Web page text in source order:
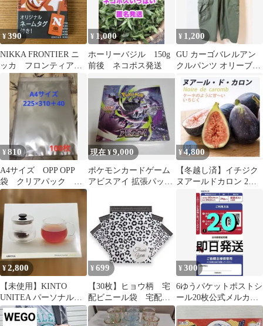
封筒 梱包用資材 ポ
リ袋 カラー おしゃ
れ 厚手 軽量 防
水 クリックポスト
ネコポス ゆうパケッ
ト メルカリ
¥390
NIKKA FRONTIER ニ
ッカ フロンティア
オリジナルネームタグ
¥ 1,000
ホーリーバジル 150g
前後 ネコポス発送
¥ 1,200
GU カーゴバレルアン
クルパンツ オリーブ
¥810
A4サイズ OPP OPP
袋 クリアパック ピ
ュアパック 100枚
現在 ¥9,000
ポケモンカードゲーム
アビスアイ 拡張パック
¥4,800
【冬越し済】イチジク
ヌアールドカロン 2年
生苗 極甘黒イチジク 希
¥2,800
【未使用】KINTO
UNITEA パーソナルカ
ップセット（茶葉な
し）
¥ 699
【30枚】ヒョウ柄 宅
配ビニール袋 宅配ポ
リ袋 A4サイズ 梱包
透けない A3サイズ
¥300
6ゆうパケットポストシ
ール20枚公式メルカリ
ストアゆうゆうメルカ
リ便資材